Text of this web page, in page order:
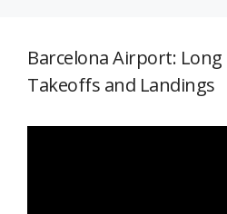
Barcelona Airport:
Takeoffs and Landings